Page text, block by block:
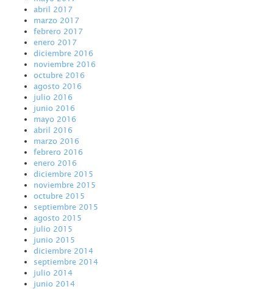
abril 2017
marzo 2017
febrero 2017
enero 2017
diciembre 2016
noviembre 2016
octubre 2016
agosto 2016
julio 2016
junio 2016
mayo 2016
abril 2016
marzo 2016
febrero 2016
enero 2016
diciembre 2015
noviembre 2015
octubre 2015
septiembre 2015
agosto 2015
julio 2015
junio 2015
diciembre 2014
septiembre 2014
julio 2014
junio 2014